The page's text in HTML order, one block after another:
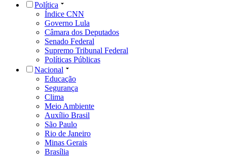
Política
Índice CNN
Governo Lula
Câmara dos Deputados
Senado Federal
Supremo Tribunal Federal
Políticas Públicas
Nacional
Educação
Segurança
Clima
Meio Ambiente
Auxílio Brasil
São Paulo
Rio de Janeiro
Minas Gerais
Brasília